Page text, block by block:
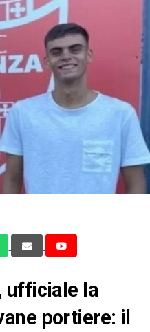
ufficiale la
portiere: il